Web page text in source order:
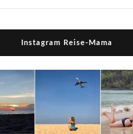
Instagram Reise-Mama